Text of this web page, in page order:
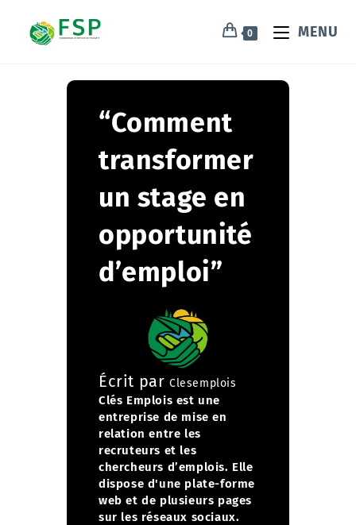
0 MENU
“Comment
transformer
un stage en
opportunité
d’emploi”
Écrit par Clesemplois
Clés Emplois est une
entreprise de mise en
relation entre les
recruteurs et les
chercheurs d’emplois. Elle
dispose d'une plate-forme
web et de plusieurs pages
sur les réseaux sociaux.